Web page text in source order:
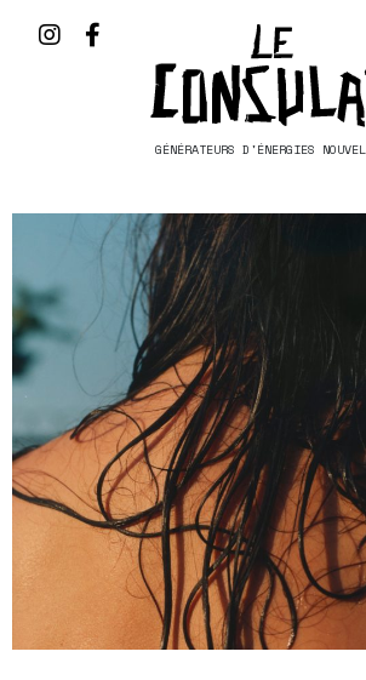
GÉNÉRATEURS D'ÉNERGIES